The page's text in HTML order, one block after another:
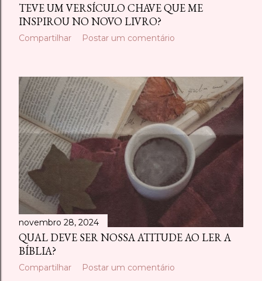
TEVE UM VERSÍCULO CHAVE QUE ME
INSPIROU NO NOVO LIVRO?
Compartilhar Postar um comentário
novembro 28, 2024
QUAL DEVE SER NOSSA ATITUDE AO LER A
BÍBLIA?
Compartilhar Postar um comentário